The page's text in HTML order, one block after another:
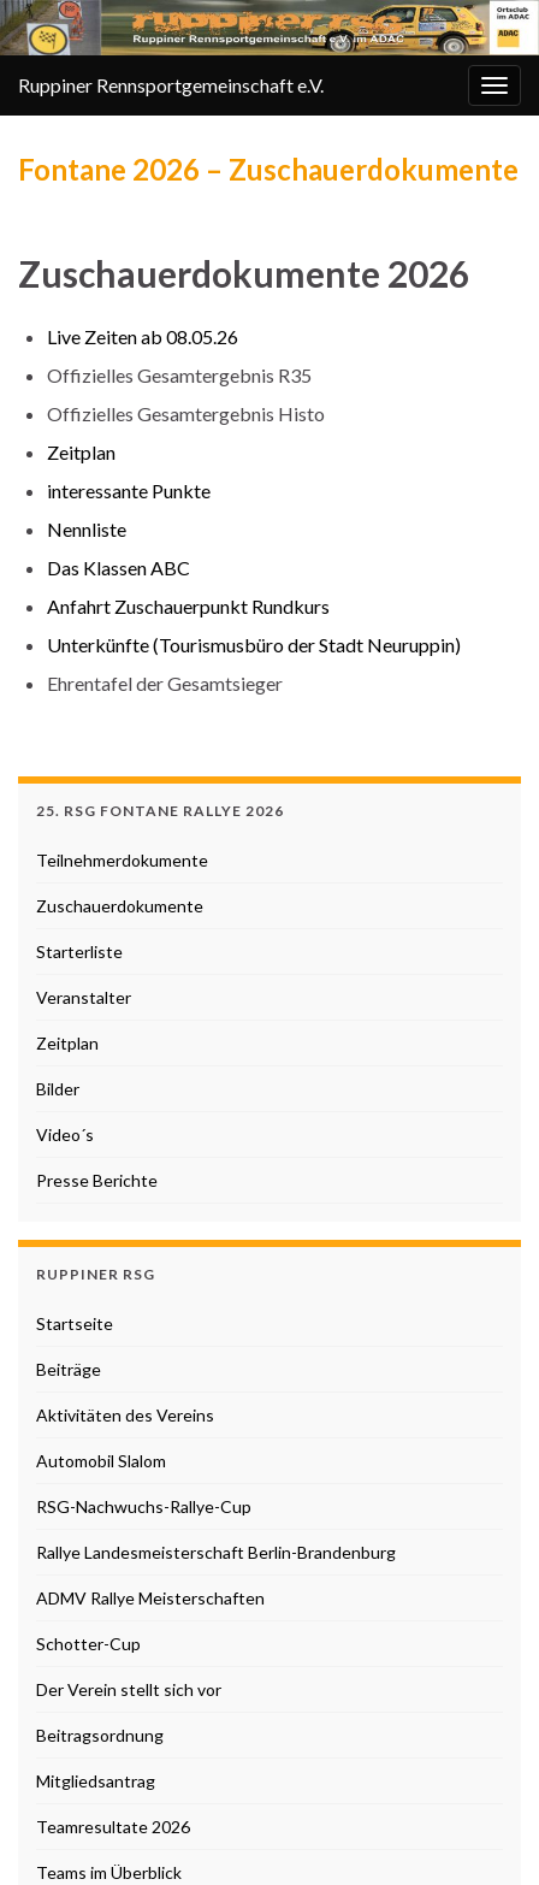
Ruppiner Rennsportgemeinschaft e.V.
Fontane 2026 – Zuschauerdokumente
Zuschauerdokumente 2026
Live Zeiten ab 08.05.26
Offizielles Gesamtergebnis R35
Offizielles Gesamtergebnis Histo
Zeitplan
interessante Punkte
Nennliste
Das Klassen ABC
Anfahrt Zuschauerpunkt Rundkurs
Unterkünfte (Tourismusbüro der Stadt Neuruppin)
Ehrentafel der Gesamtsieger
25. RSG FONTANE RALLYE 2026
Teilnehmerdokumente
Zuschauerdokumente
Starterliste
Veranstalter
Zeitplan
Bilder
Video´s
Presse Berichte
RUPPINER RSG
Startseite
Beiträge
Aktivitäten des Vereins
Automobil Slalom
RSG-Nachwuchs-Rallye-Cup
Rallye Landesmeisterschaft Berlin-Brandenburg
ADMV Rallye Meisterschaften
Schotter-Cup
Der Verein stellt sich vor
Beitragsordnung
Mitgliedsantrag
Teamresultate 2026
Teams im Überblick